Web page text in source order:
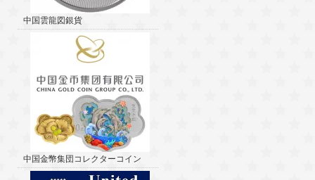
中国雲龍図銀貨
中国金幣集団コレクターコイン